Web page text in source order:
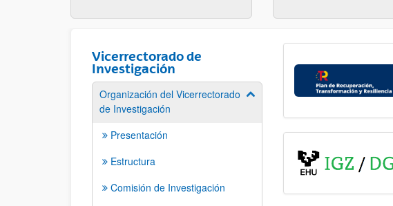
Vicerrectorado de
Investigación
Organización del Vicerrectorado
de Investigación
Mostrar/ocultar subpáginas
Presentación
Estructura
Comisión de Investigación